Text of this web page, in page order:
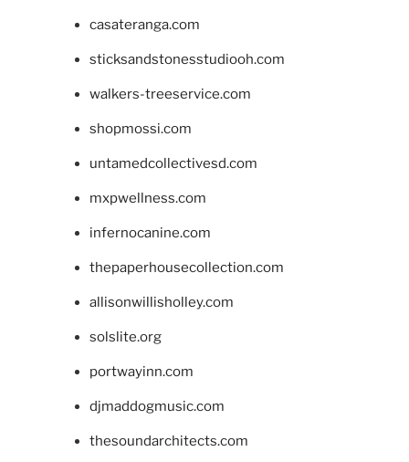
casateranga.com
sticksandstonesstudiooh.com
walkers-treeservice.com
shopmossi.com
untamedcollectivesd.com
mxpwellness.com
infernocanine.com
thepaperhousecollection.com
allisonwillisholley.com
solslite.org
portwayinn.com
djmaddogmusic.com
thesoundarchitects.com